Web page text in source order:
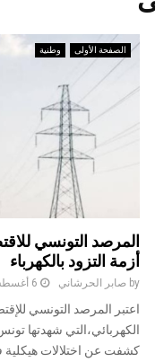
الصفحة الأولى وطنية
المرصد التونسي
أزمة التزود بالكهرباء
by صابر الحرشاني 6 أغسطس، 2026
اعتبر المرصد التونسي
كشفت عن اختلالات هيكلية